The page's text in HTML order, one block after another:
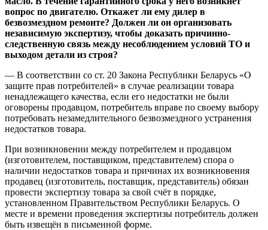
вопрос по двигателю. Откажет ли ему дилер в
безвозмездном ремонте? Должен ли он организовать
независимую экспертизу, чтобы доказать причинно-
следственную связь между несоблюдением условий ТО и
выходом детали из строя?
— В соответствии со ст. 20 Закона Республики Беларусь «О
защите прав потребителей» в случае реализации товара
ненадлежащего качества, если его недостатки не были
оговорены продавцом, потребитель вправе по своему выбору
потребовать незамедлительного безвозмездного устранения
недостатков товара.
При возникновении между потребителем и продавцом
(изготовителем, поставщиком, представителем) спора о
наличии недостатков товара и причинах их возникновения
продавец (изготовитель, поставщик, представитель) обязан
провести экспертизу товара за свой счёт в порядке,
установленном Правительством Республики Беларусь. О
месте и времени проведения экспертизы потребитель должен
быть извещён в письменной форме.